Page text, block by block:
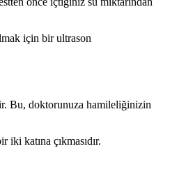
için bir ultrason
Bu, doktorunuza hamileliğinizin
katına çıkmasıdır.